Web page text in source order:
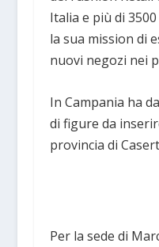
Italia e più di
la sua mission di
nuovi negozi nei
In Campania ha
di figure da
provincia di
Per la sede di